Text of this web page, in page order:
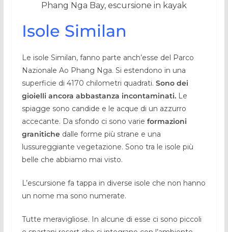
Phang Nga Bay, escursione in kayak
Isole Similan
Le isole Similan, fanno parte anch’esse del Parco
Nazionale Ao Phang Nga. Si estendono in una
superficie di 4170 chilometri quadrati. Sono dei
gioielli ancora abbastanza incontaminati. Le
spiagge sono candide e le acque di un azzurro
accecante. Da sfondo ci sono varie formazioni
granitichedalle forme più strane e una
lussureggiante vegetazione. Sono tra le isole più
belle che abbiamo mai visto.
L’escursione fa tappa in diverse isole che non hanno
un nome ma sono numerate.
Tutte meravigliose. In alcune di esse ci sono piccoli